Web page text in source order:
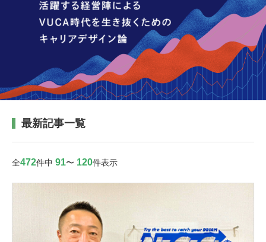
最新記事一覧
全472件中 91〜 120件表示